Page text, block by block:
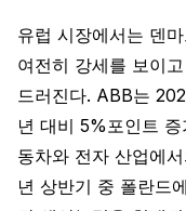
유럽 시장에서는 덴
여전히 강세를 보이
드러진다. ABB는
년 대비 5%포인트
동차와 전자 산업에
년 상반기 중 폴란드